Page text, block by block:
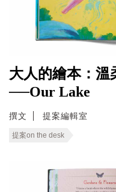
大人的繪本：溫
──Our Lake
撰文 提案編輯室
提案on the desk